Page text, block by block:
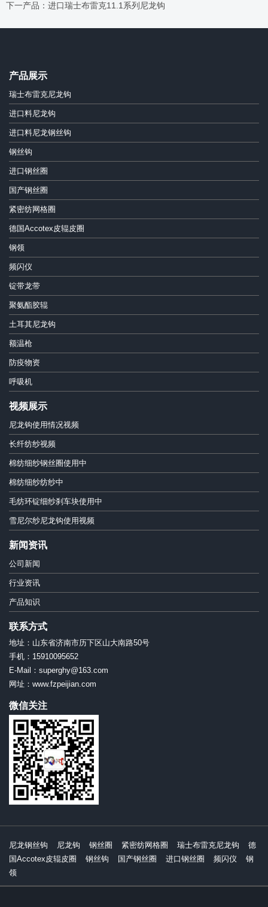
下一产品：进口瑞士布雷克11.1系列尼龙钩
产品展示
瑞士布雷克尼龙钩
进口料尼龙钩
进口料尼龙钢丝钩
钢丝钩
进口钢丝圈
国产钢丝圈
紧密纺网格圈
德国Accotex皮辊皮圈
钢领
频闪仪
锭带龙带
聚氨酯胶辊
土耳其尼龙钩
额温枪
防疫物资
呼吸机
视频展示
尼龙钩使用情况视频
长纤纺纱视频
棉纺细纱钢丝圈使用中
棉纺细纱纺纱中
毛纺环锭细纱刹车块使用中
雪尼尔纱尼龙钩使用视频
新闻资讯
公司新闻
行业资讯
产品知识
联系方式
地址：山东省济南市历下区山大南路50号
手机：15910095652
E-Mail：superghy@163.com
网址：www.fzpeijian.com
微信关注
尼龙钢丝钩 尼龙钩 钢丝圈 紧密纺网格圈 瑞士布雷克尼龙钩
德
国Accotex皮辊皮圈
钢丝钩 国产钢丝圈 进口钢丝圈 频闪仪
钢
领